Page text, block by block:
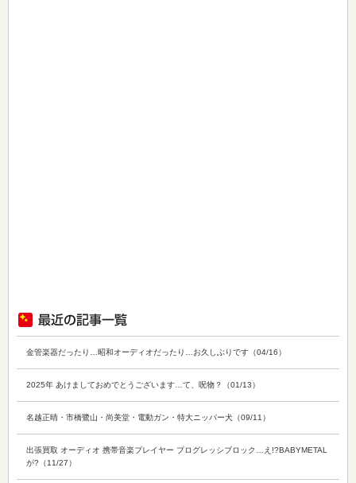
金管楽器だったり…昭和オーディオだったり…お久しぶりです（04/16）
2025年 あけましておめでとうございます…て、呪物？（01/13）
名越正晴・市橋鷺山・尚美堂・電動ガン・特大ニッパー犬（09/11）
出張買取 オーディオ 携帯音楽プレイヤー プログレッシブロック…え!?BABYMETAL
が?（11/27）